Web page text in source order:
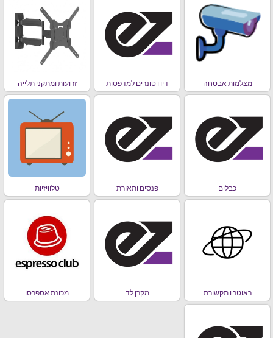
מצלמות אבטחה דיו ו טונרים למדפסות זרועות ומתקני תלייה
כבלים פנסים ותאורת טלוויזיות
ראוטר ו תקשורת מקרן לד מכונת אספרסו